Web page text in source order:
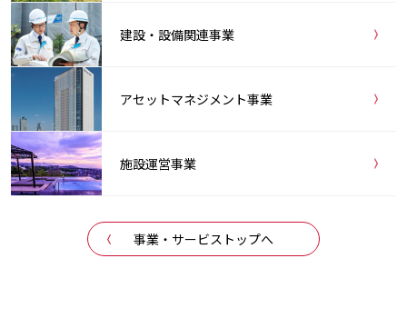
建設・設備関連事業
アセットマネジメント事業
施設運営事業
事業・サービストップへ